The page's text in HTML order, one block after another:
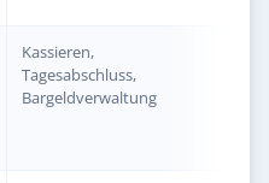
Kassieren,
Tagesabschluss,
Bargeldverwaltung